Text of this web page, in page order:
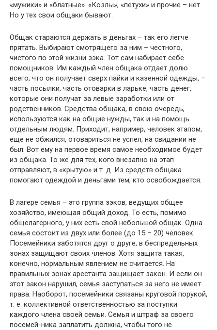
«мужики» и «блатные». «Козлы», «петухи» и прочие – нет.
Но у тех свои общаки бывают.
Общак стараются держать в деньгах – так его легче
прятать. Выбирают смотрящего за ним – честного,
чистого по этой жизни зэка. Тот сам набирает себе
помощников. Им каждый член общака отдает долю
всего, что он получает сверх пайки и казенной одежды, –
часть посылки, часть отоварки в ларьке, часть денег,
которые они получат за левые заработки или от
родственников. Средства общака, в свою очередь,
используются как на общие нужды, так и на помощь
отдельным людям. Приходит, например, человек этапом,
еще не обжился, отовариться не успел, на свидании не
был. Вот ему на первое время самое необходимое будет
из общака. То же для тех, кого внезапно на этап
отправляют, в «крытую» и т. д. Из средств общака
помогают одеждой и деньгами тем, кто освобождается.
В лагере семья – это группа зэков, ведущих общее
хозяйство, имеющая общий доход. То есть, помимо
общелагерного, у них есть свой небольшой общак. Одна
семья состоит из двух или более (до 15 – 20) человек.
Посемейники заботятся друг о друге, в беспредельных
зонах защищают своих членов. Хотя защита такая,
конечно, нормальным явлением не считается. На
правильных зонах арестанта защищает закон. И если он
этот закон нарушил, семья заступаться за него не имеет
права. Наоборот, посемейники связаны круговой порукой,
т. е. коллективной ответственностью за поступки
каждого члена своей семьи. Семья и штраф за своего
посемей-ника заплатить должна, чтобы того не